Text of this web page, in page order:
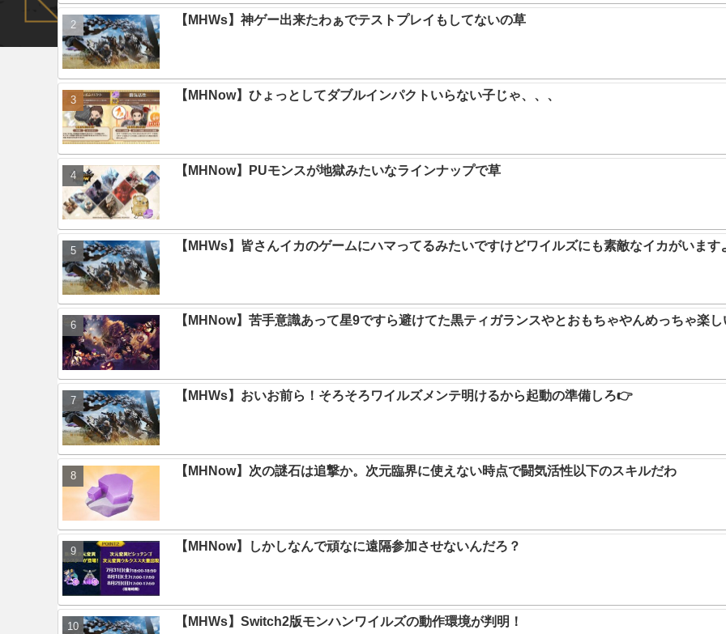
【MHWs】神ゲー出来たわぁでテストプレイもしてないの草
【MHNow】ひょっとしてダブルインパクトいらない子じゃ、、、
【MHNow】PUモンスが地獄みたいなラインナップで草
【MHWs】皆さんイカのゲームにハマってるみたいですけどワイルズにも素敵なイカがいます
【MHNow】苦手意識あって星9ですら避けてた黒ティガランスやとおもちゃやんめっちゃ楽し
【MHWs】おいお前ら！そろそろワイルズメンテ明けるから起動の準備しろ👉
【MHNow】次の謎石は追撃か。次元臨界に使えない時点で闘気活性以下のスキルだわ
【MHNow】しかしなんで頑なに遠隔参加させないんだろ？
【MHWs】Switch2版モンハンワイルズの動作環境が判明！